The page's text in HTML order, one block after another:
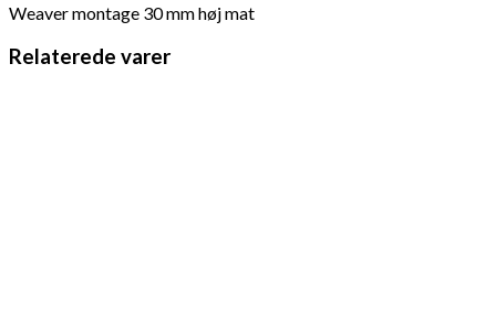
Weaver montage 30 mm høj mat
Relaterede varer